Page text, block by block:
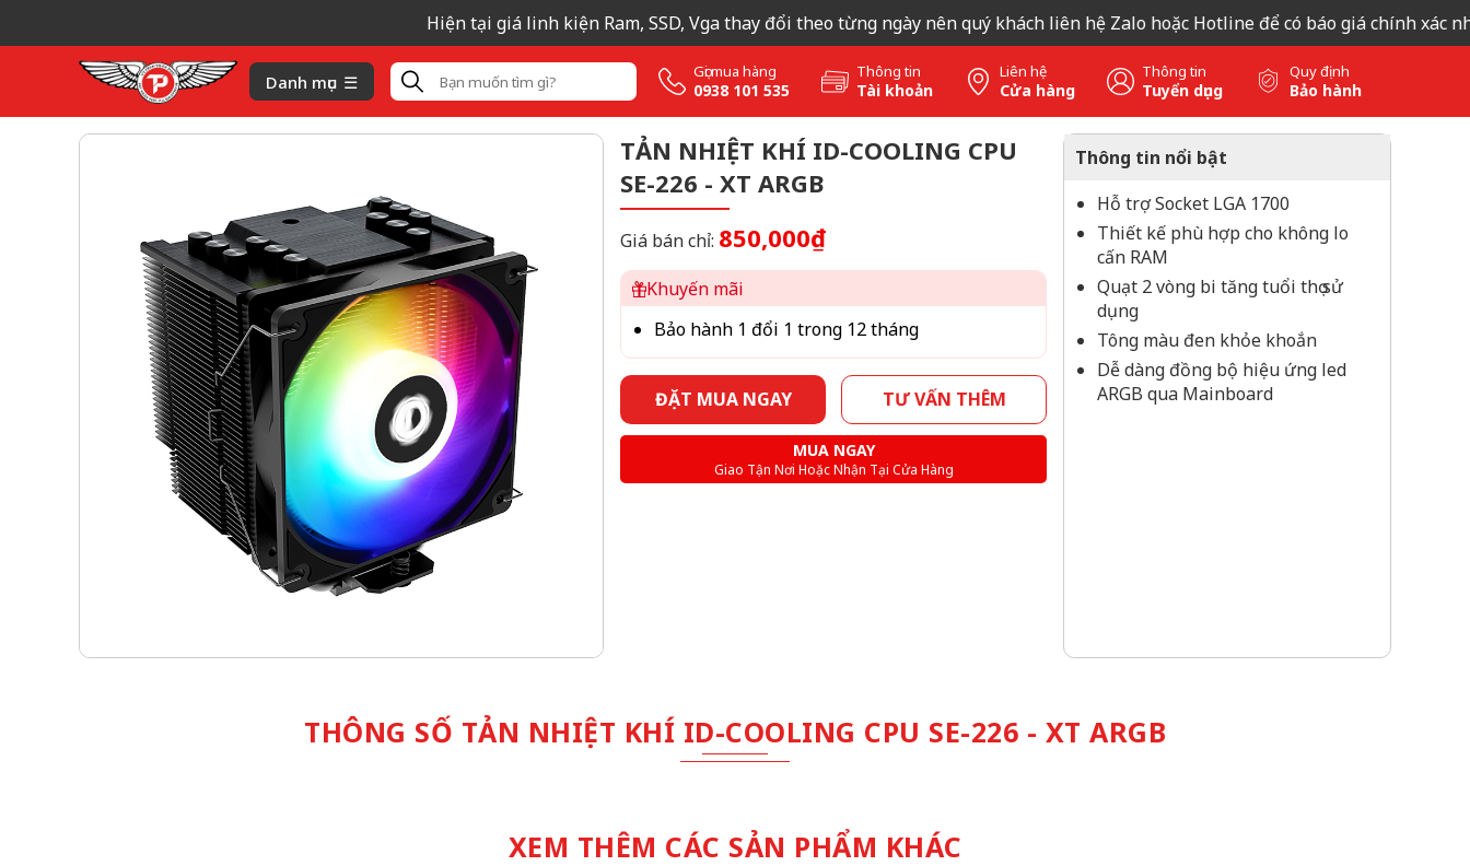
Hiện tại giá linh kiện Ram, SSD, Vga thay đổi theo từng ngày nên quý khách liên hệ Zalo hoặc Hotline để có báo giá chính xác nhất,
Danh mục Gọi mua hàng
0938 101 535
Thông tin
Tài khoản
Liên hệ
Cửa hàng
Thông tin
Tuyển dụng
Quy định
Bảo hành
TẢN NHIỆT KHÍ ID-COOLING CPU
SE-226 - XT ARGB
Giá bán chỉ: 850,000₫
Khuyến mãi
Bảo hành 1 đổi 1 trong 12 tháng
ĐẶT MUA NGAY TƯ VẤN THÊM
MUA NGAY
Giao Tận Nơi Hoặc Nhận Tại Cửa Hàng
Thông tin nổi bật
Hỗ trợ Socket LGA 1700
Thiết kế phù hợp cho không lo
cấn RAM
Quạt 2 vòng bi tăng tuổi thọ sử
dụng
Tông màu đen khỏe khoắn
Dễ dàng đồng bộ hiệu ứng led
ARGB qua Mainboard
THÔNG SỐ TẢN NHIỆT KHÍ ID-COOLING CPU SE-226 - XT ARGB
XEM THÊM CÁC SẢN PHẨM KHÁC